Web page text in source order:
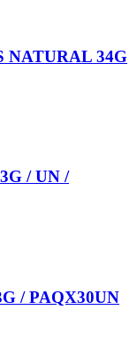
NATURAL 34G
/ UN /
/ PAQX30UN